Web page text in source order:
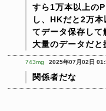
すら1万本以上の
し、HKだと2万
てデータ保存して
大量のデータだと
743mg 2025年07月02日
関係者だな